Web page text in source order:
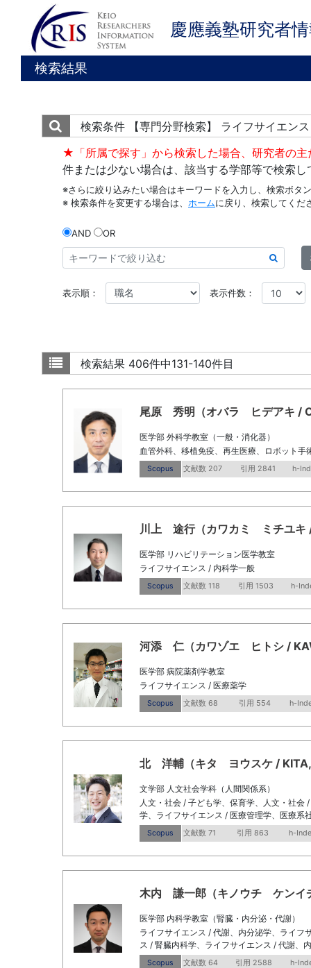
慶應義塾研究者
検索結果
検索条件
【専門分野検索】 ライフサイエンス
★「所属で探す」から検索した場合、研究者の
件または少ない場合は、該当する学部等で検索し
※さらに絞り込みたい場合はキーワードを入力し、検索ボタ
※ 検索条件を変更する場合は、 ホームに戻り、検索してくだ
AND OR
表示順： 表示件数：
検索結果 406件中131-140件目
尾原 秀明（オバラ ヒデアキ /
医学部 外科学教室（一般・消化器）
血管外科、移植免疫、再生医療、ロボット手
Scopus 文献数 207 引用 2841 h-
川上 途行（カワカミ ミチユキ
医学部 リハビリテーション医学教室
ライフサイエンス / 内科学一般
Scopus 文献数 118 引用 1503 h-
河添 仁（カワゾエ ヒトシ /
医学部 病院薬剤学教室
ライフサイエンス / 医療薬学
Scopus 文献数 68 引用 554 h-
北 洋輔（キタ ヨウスケ /
文学部 人文社会学科（人間関係系）
人文・社会 / 子ども学、保育学、人文・社
学、ライフサイエンス / 医療管理学、医療系
Scopus 文献数 71 引用 863 h-
木内 謙一郎（キノウチ ケンイ
医学部 内科学教室（腎臓・内分泌・代謝）
ライフサイエンス / 代謝、内分泌学、ライフ
ス / 腎臓内科学、ライフサイエンス / 代謝、
Scopus 文献数 64 引用 2588 h-